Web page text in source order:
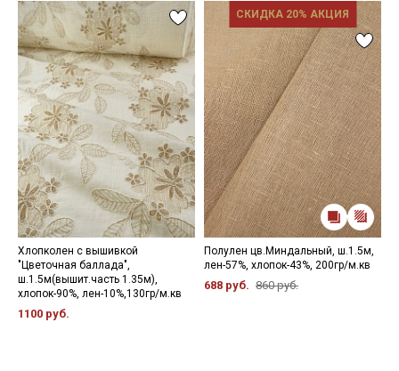
Хлопколен с вышивкой
"Цветочная баллада",
ш.1.5м(вышит.часть 1.35м),
хлопок-90%, лен-10%,130гр/м.кв
1100 руб.
СКИДКА 20% АКЦИЯ
Полулен цв.Миндальный, ш.1.5м,
лен-57%, хлопок-43%, 200гр/м.кв
688 руб. 860 руб.